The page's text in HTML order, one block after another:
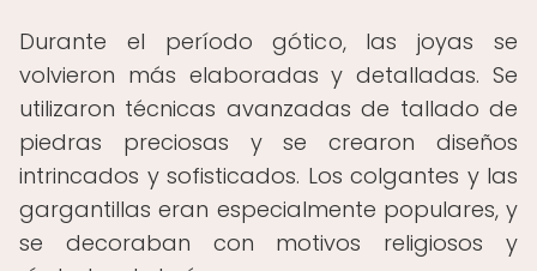
Durante el período gótico, las joyas se
volvieron más elaboradas y detalladas. Se
utilizaron técnicas avanzadas de tallado de
piedras preciosas y se crearon diseños
intrincados y sofisticados. Los colgantes y las
gargantillas eran especialmente populares, y
se decoraban con motivos religiosos y